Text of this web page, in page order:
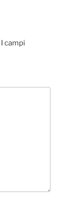
I campi